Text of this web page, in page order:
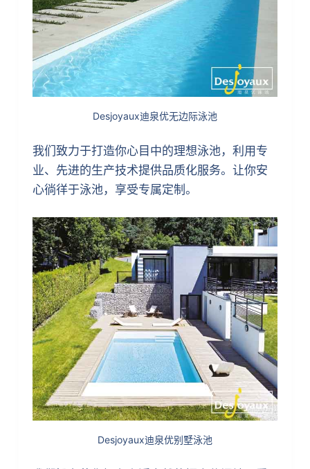
Desjoyaux迪泉优无边际泳池
我们致力于打造你心目中的理想泳池，利用专
业、先进的生产技术提供品质化服务。让你安
心徜徉于泳池，享受专属定制。
Desjoyaux迪泉优别墅泳池